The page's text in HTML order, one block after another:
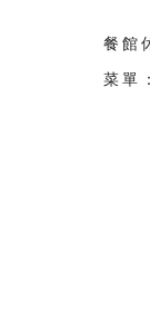
餐館
菜單：